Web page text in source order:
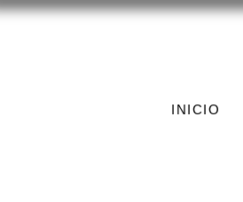
INICIO